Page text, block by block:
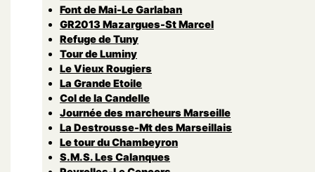
Font de Mai-Le Garlaban
GR2013 Mazargues-St Marcel
Refuge de Tuny
Tour de Luminy
Le Vieux Rougiers
La Grande Etoile
Col de la Candelle
Journée des marcheurs Marseille
La Destrousse-Mt des Marseillais
Le tour du Chambeyron
S.M.S. Les Calanques